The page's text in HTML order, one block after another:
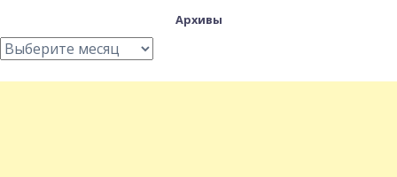
Архивы
Архивы